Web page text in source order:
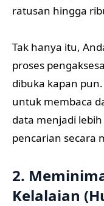
ratusan hingga
Tak hanya itu,
proses
dibuka kapan
untuk membaca
data menjadi
pencarian secara
2.
Kelalaian